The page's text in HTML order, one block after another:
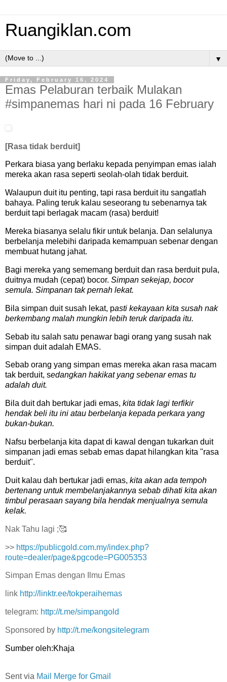
Ruangiklan.com
▼
Friday, February 16, 2024
Emas Pelaburan terbaik Mulakan
#simpanemas hari ni pada 16 February
[Rasa tidak berduit]
Perkara biasa yang berlaku kepada penyimpan emas ialah
mereka akan rasa seperti seolah-olah tidak berduit.
Walaupun duit itu penting, tapi rasa berduit itu sangatlah
bahaya. Paling teruk kalau seseorang tu sebenarnya tak
berduit tapi berlagak macam (rasa) berduit!
Mereka biasanya selalu fikir untuk belanja. Dan selalunya
berbelanja melebihi daripada kemampuan sebenar dengan
membuat hutang jahat.
Bagi mereka yang sememang berduit dan rasa berduit pula,
duitnya mudah (cepat) bocor. Simpan sekejap, bocor
semula. Simpanan tak pernah lekat.
Bila simpan duit susah lekat, pasti kekayaan kita susah nak
berkembang malah mungkin lebih teruk daripada itu.
Sebab itu salah satu penawar bagi orang yang susah nak
simpan duit adalah EMAS.
Sebab orang yang simpan emas mereka akan rasa macam
tak berduit, sedangkan hakikat yang sebenar emas tu
adalah duit.
Bila duit dah bertukar jadi emas, kita tidak lagi terfikir
hendak beli itu ini atau berbelanja kepada perkara yang
bukan-bukan.
Nafsu berbelanja kita dapat di kawal dengan tukarkan duit
simpanan jadi emas sebab emas dapat hilangkan kita "rasa
berduit".
Duit kalau dah bertukar jadi emas, kita akan ada tempoh
bertenang untuk membelanjakannya sebab dihati kita akan
timbul perasaan sayang bila hendak menjualnya semula
kelak.
Nak Tahu lagi ;🥰
>> https://publicgold.com.my/index.php?
route=dealer/page&pgcode=PG005353
Simpan Emas dengan Ilmu Emas
link http://linktr.ee/tokperaihemas
telegram: http://t.me/simpangold
Sponsored by http://t.me/kongsitelegram
Sumber oleh:Khaja
Sent via Mail Merge for Gmail